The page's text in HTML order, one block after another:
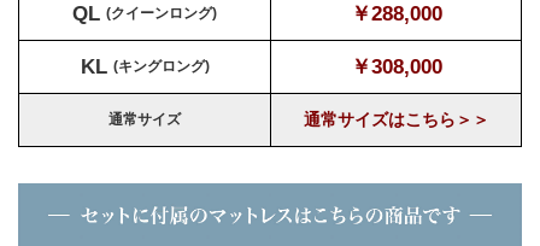
QL (クイーンロング) ￥288,000
KL (キングロング) ￥308,000
通常サイズ 通常サイズはこちら＞＞